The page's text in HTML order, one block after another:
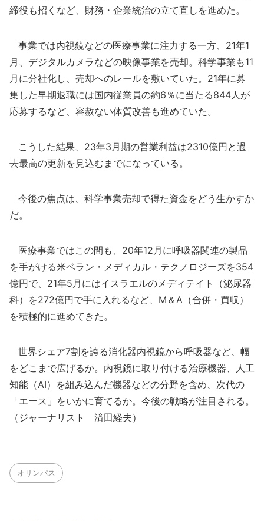
締役も招くなど、財務・企業統治の立て直しを進めた。
事業では内視鏡などの医療事業に注力する一方、21年1
月、デジタルカメラなどの映像事業を売却。科学事業も11
月に分社化し、売却へのレールを敷いていた。21年に募
集した早期退職には国内従業員の約6％に当たる844人が
応募するなど、容赦ない体質改善も進めていた。
こうした結果、23年3月期の営業利益は2310億円と過
去最高の更新を見込むまでになっている。
今後の焦点は、科学事業売却で得た資金をどう生かすか
だ。
医療事業ではこの間も、20年12月に呼吸器関連の製品
を手がける米ベラン・メディカル・テクノロジーズを354
億円で、21年5月にはイスラエルのメディテイト（泌尿器
科）を272億円で手に入れるなど、M＆A（合併・買収）
を積極的に進めてきた。
世界シェア7割を誇る消化器内視鏡から呼吸器など、幅
をどこまで広げるか。内視鏡に取り付ける治療機器、人工
知能（AI）を組み込んだ機器などの分野を含め、次代の
「エース」をいかに育てるか。今後の戦略が注目される。
（ジャーナリスト 済田経夫）
オリンパス